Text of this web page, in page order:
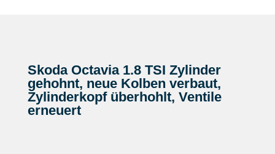
Skoda Octavia 1.8 TSI Zylinder
gehohnt, neue Kolben verbaut,
Zylinderkopf überhohlt, Ventile
erneuert